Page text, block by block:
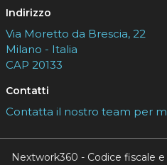
Indirizzo
Via Moretto da Brescia, 22
Milano - Italia
CAP 20133
Contatti
Contatta il nostro team per
Nextwork360 - Codice fiscale